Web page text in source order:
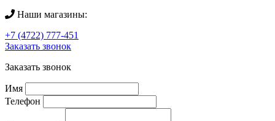
Наши магазины:
+7 (4722) 777-451
Заказать звонок
Заказать звонок
Имя
Телефон